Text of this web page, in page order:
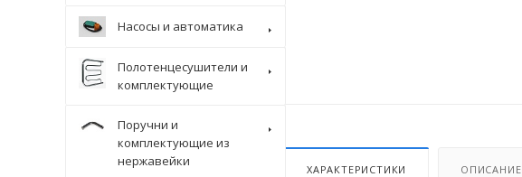
ХАРАКТЕРИСТИКИ ОПИСАНИЕ
Насосы и автоматика
Полотенцесушители и
комплектующие
Поручни и
комплектующие из
нержавейки